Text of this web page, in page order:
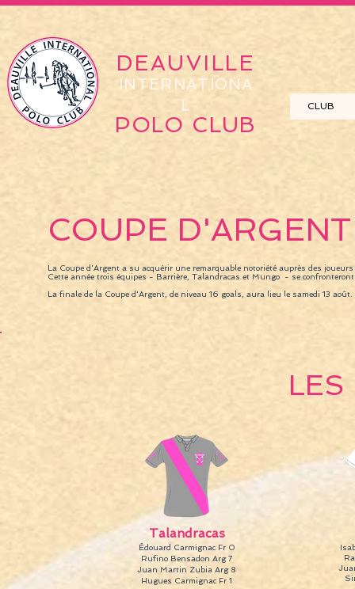
DEAUVILLE
INTERNATIONA
L
POLO CLUB
CLUB
COUPE D'ARGENT
La Coupe d'Argent a su acquérir une remarquable notoriété auprès des
Cette année trois équipes - Barrière, Talandracas et Mungo - se
La finale de la Coupe d'Argent, de niveau 16 goals, aura lieu le samedi 13 août.
LES
Talandracas
Édouard Carmignac Fr 0
Rufino Bensadon Arg 7
Juan Martin Zubia Arg 8
Hugues Carmignac Fr 1